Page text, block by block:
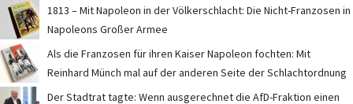
1813 – Mit Napoleon in der Völkerschlacht: Die Nicht-Franzosen in
Napoleons Großer Armee
Als die Franzosen für ihren Kaiser Napoleon fochten: Mit
Reinhard Münch mal auf der anderen Seite der Schlachtordnung
Der Stadtrat tagte: Wenn ausgerechnet die AfD-Fraktion einen